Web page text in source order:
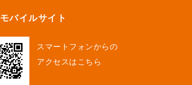
モバイルサイト
スマートフォンからの
アクセスはこちら